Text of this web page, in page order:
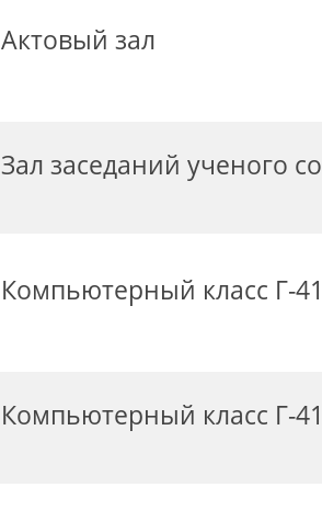
Актовый зал
Зал заседаний ученого
Компьютерный класс Г-
Компьютерный класс Г-